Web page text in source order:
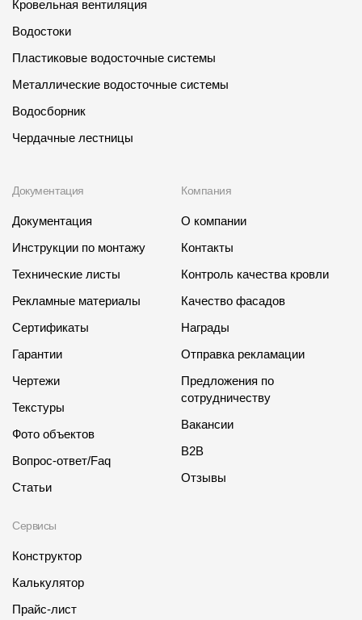
Кровельная вентиляция
Водостоки
Пластиковые водосточные системы
Металлические водосточные системы
Водосборник
Чердачные лестницы
Документация
Документация
Инструкции по монтажу
Технические листы
Рекламные материалы
Сертификаты
Гарантии
Чертежи
Текстуры
Фото объектов
Вопрос-ответ/Faq
Статьи
Сервисы
Конструктор
Калькулятор
Прайс-лист
Компания
О компании
Контакты
Контроль качества кровли
Качество фасадов
Награды
Отправка рекламации
Предложения по
сотрудничеству
Вакансии
B2B
Отзывы